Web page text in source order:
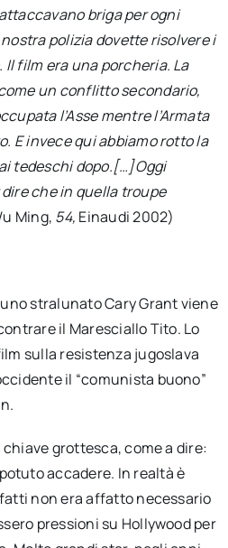
briga per ogni
polizia dovette risolvere i
film era una porcheria. La
un conflitto secondario,
l’Asse mentre l’Armata
E invece qui abbiamo rotto la
tedeschi dopo.[…]Oggi
che in quella troupe
Ming, 54, Einaudi 2002)
uno stralunato Cary Grant viene
il Maresciallo Tito. Lo
sulla resistenza jugoslava
il “comunista buono”
grottesca, come a dire:
accadere. In realtà è
non era affatto necessario
pressioni su Hollywood per